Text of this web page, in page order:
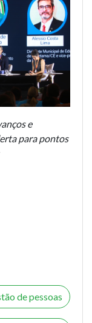
e
para pontos
de pessoas